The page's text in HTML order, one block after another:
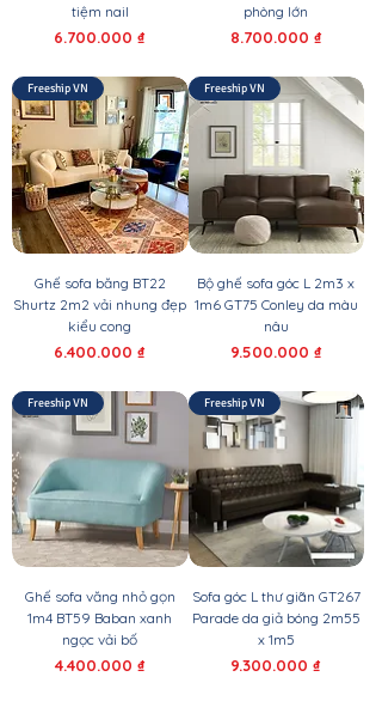
tiệm nail
Giá
6.700.000 ₫
phòng lớn
Giá
8.700.000 ₫
Freeship VN
Ghế sofa băng BT22
Shurtz 2m2 vải nhung đẹp
kiểu cong
Giá
6.400.000 ₫
Freeship VN
Bộ ghế sofa góc L 2m3 x
1m6 GT75 Conley da màu
nâu
Giá
9.500.000 ₫
Freeship VN
Ghế sofa văng nhỏ gọn
1m4 BT59 Baban xanh
ngọc vải bố
Giá
4.400.000 ₫
Freeship VN
Sofa góc L thư giãn GT267
Parade da giả bóng 2m55
x 1m5
Giá
9.300.000 ₫